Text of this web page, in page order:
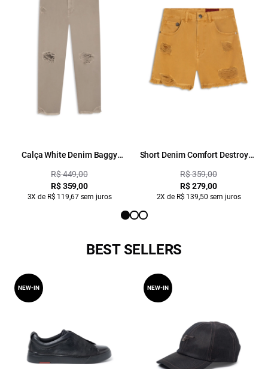
Calça White Denim Baggy
R$ 449,00
R$ 359,00
3X de R$ 119,67 sem juros
Short Denim Comfort Destroyed
R$ 359,00
R$ 279,00
2X de R$ 139,50 sem juros
BEST SELLERS
NEW-IN NEW-IN